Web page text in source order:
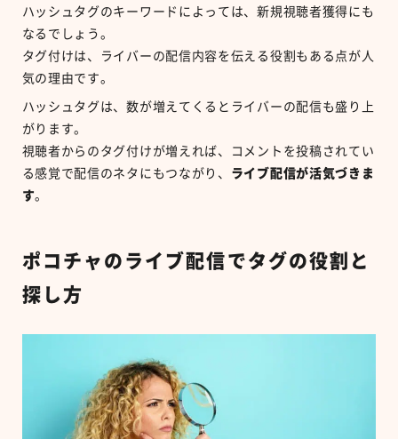
ハッシュタグのキーワードによっては、新規視聴者獲得にも
なるでしょう。
タグ付けは、ライバーの配信内容を伝える役割もある点が人
気の理由です。
ハッシュタグは、数が増えてくるとライバーの配信も盛り上
がります。
視聴者からのタグ付けが増えれば、コメントを投稿されてい
る感覚で配信のネタにもつながり、 ライブ配信が活気づきま
す。
ポコチャのライブ配信でタグの役割と
探し方